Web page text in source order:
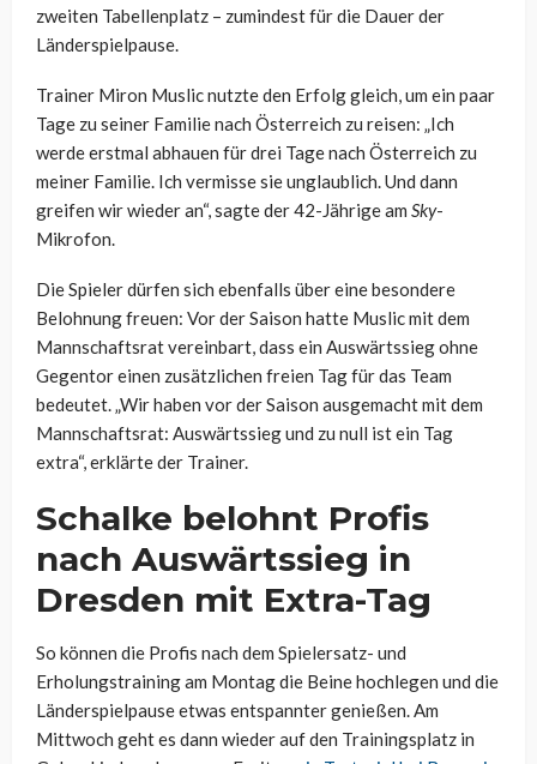
zweiten Tabellenplatz – zumindest für die Dauer der
Länderspielpause.
Trainer Miron Muslic nutzte den Erfolg gleich, um ein paar
Tage zu seiner Familie nach Österreich zu reisen: „Ich
werde erstmal abhauen für drei Tage nach Österreich zu
meiner Familie. Ich vermisse sie unglaublich. Und dann
greifen wir wieder an“, sagte der 42-Jährige am Sky-
Mikrofon.
Die Spieler dürfen sich ebenfalls über eine besondere
Belohnung freuen: Vor der Saison hatte Muslic mit dem
Mannschaftsrat vereinbart, dass ein Auswärtssieg ohne
Gegentor einen zusätzlichen freien Tag für das Team
bedeutet. „Wir haben vor der Saison ausgemacht mit dem
Mannschaftsrat: Auswärtssieg und zu null ist ein Tag
extra“, erklärte der Trainer.
Schalke belohnt Profis
nach Auswärtssieg in
Dresden mit Extra-Tag
So können die Profis nach dem Spielersatz- und
Erholungstraining am Montag die Beine hochlegen und die
Länderspielpause etwas entspannter genießen. Am
Mittwoch geht es dann wieder auf den Trainingsplatz in